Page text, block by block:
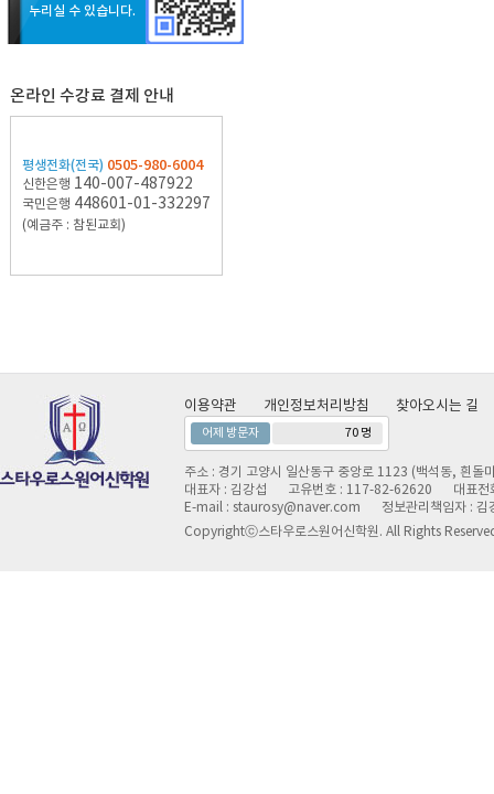
누리실 수 있습니다.
온라인 수강료 결제 안내
평생전화(전국) 0505-980-6004
신한은행 140-007-487922
국민은행 448601-01-332297
(예금주 : 참된교회)
이용약관 개인정보처리방침 찾아오시는 길
어제 방문자 70 명
주소 : 경기 고양시 일산동구 중앙로 1123 (백석동, 흰돌
대표자 : 김강섭
고유번호 : 117-82-62620
대표
E-mail : staurosy@naver.com
정보관리책임자 : 김
Copyrightⓒ스타우로스원어신학원. All Rights